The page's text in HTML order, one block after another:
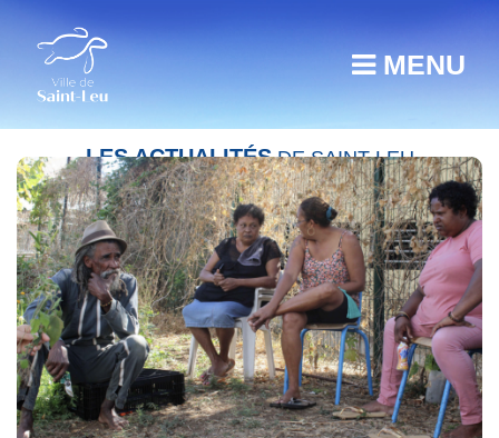
MENU
LES ACTUALITÉSDE SAINT-LEU